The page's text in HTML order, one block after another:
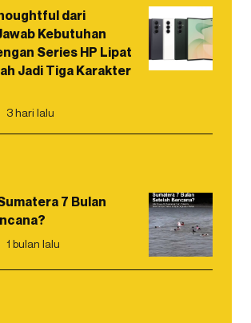
dari
Kebutuhan
Series HP Lipat
Jadi Tiga Karakter
3 hari lalu
7 Bulan
1 bulan lalu